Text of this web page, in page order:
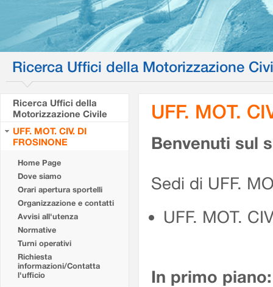
Ricerca Uffici della Motorizzazione
Ricerca Uffici della
Motorizzazione Civile
UFF. MOT. CIV. DI
FROSINONE
Home Page
Dove siamo
Orari apertura sportelli
Organizzazione e contatti
Avvisi all'utenza
Normative
Turni operativi
Richiesta
informazioni/Contatta
l'ufficio
UFF. MOT.
Benvenuti sul
Sedi di UFF.
UFF. MOT.
In primo piano: